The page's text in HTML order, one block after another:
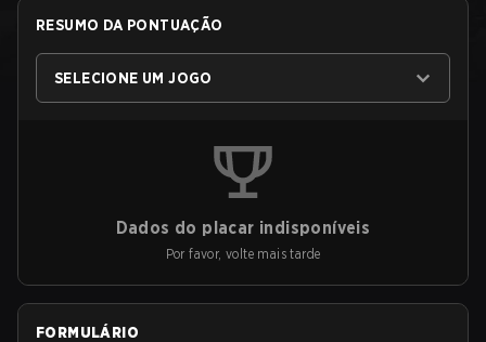
RESUMO DA PONTUAÇÃO
SELECIONE UM JOGO
Dados do placar indisponíveis
Por favor, volte mais tarde
FORMULÁRIO